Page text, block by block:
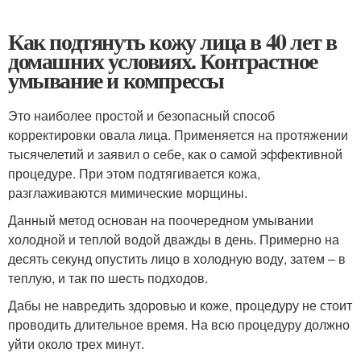
Как подтянуть кожу лица в 40 лет в
домашних условиях. Контрастное
умывание и компрессы
Это наиболее простой и безопасный способ
корректировки овала лица. Применяется на протяжении
тысячелетий и заявил о себе, как о самой эффективной
процедуре. При этом подтягивается кожа,
разглаживаются мимические морщины.
Данный метод основан на поочередном умывании
холодной и теплой водой дважды в день. Примерно на
десять секунд опустить лицо в холодную воду, затем – в
теплую, и так по шесть подходов.
Дабы не навредить здоровью и коже, процедуру не стоит
проводить длительное время. На всю процедуру должно
уйти около трех минут.